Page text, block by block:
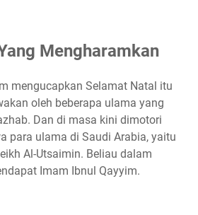
Mengharamkan
mengucapkan Selamat Natal itu
oleh beberapa ulama yang
Dan di masa kini dimotori
para ulama di Saudi Arabia, yaitu
Al-Utsaimin. Beliau dalam
Imam Ibnul Qayyim.